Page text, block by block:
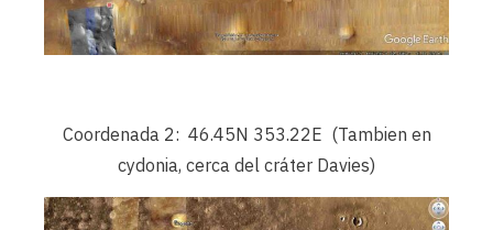
Coordenada 2: 46.45N 353.22E (Tambien en
cydonia, cerca del cráter Davies)